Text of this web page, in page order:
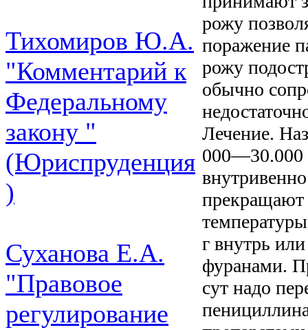
Тихомиров Ю.А.
"Комментарий к
Федеральному
закону "
(Юриспруденция
)
Суханова Е.А.
"Правовое
регулирование
рожу
поражение
рожу
обычно
Лечение.
000—30.000
прекращают
г внутрь
фуранами.
сут надо